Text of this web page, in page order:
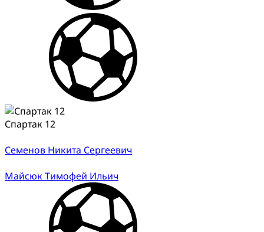
Спартак 12
Семенов Никита Сергеевич
Майсюк Тимофей Ильич